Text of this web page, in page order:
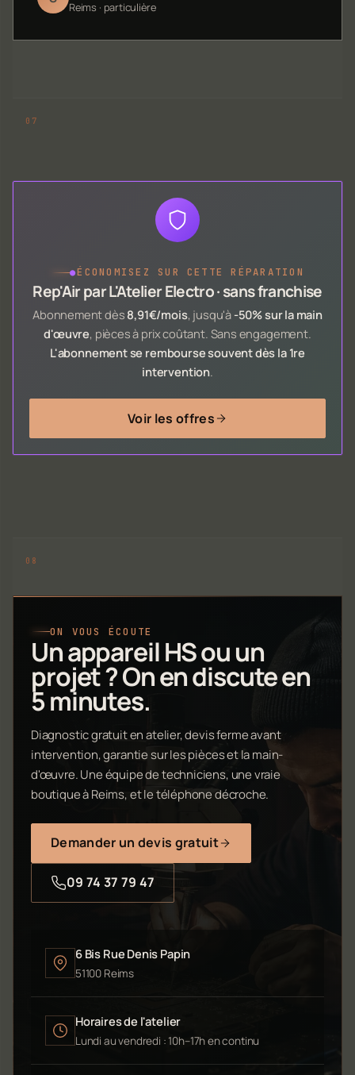
Reims · particulière
●ÉCONOMISEZ SUR CETTE RÉPARATION
Rep'Air par L'Atelier Electro · sans franchise
Abonnement dès 8,91€/mois, jusqu'à -50% sur la main
d'œuvre, pièces à prix coûtant. Sans engagement.
L'abonnement se rembourse souvent dès la 1re
intervention.
Voir les offres
ON VOUS ÉCOUTE
Un appareil HS ou un
projet ? On en discute en
5 minutes.
Diagnostic gratuit en atelier, devis ferme avant
intervention, garantie sur les pièces et la main-
d'œuvre. Une équipe de techniciens, une vraie
boutique à Reims, et le téléphone décroche.
Demander un devis gratuit
09 74 37 79 47
6 Bis Rue Denis Papin
51100 Reims
Horaires de l'atelier
Lundi au vendredi : 10h–17h en continu